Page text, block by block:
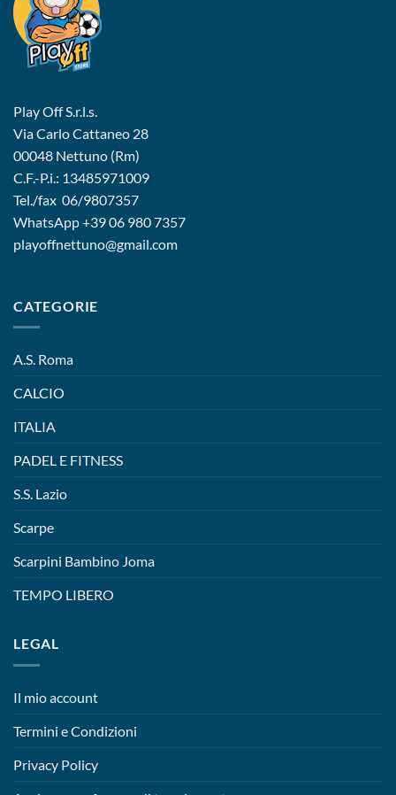
Play Off S.r.l.s.
Via Carlo Cattaneo 28
00048 Nettuno (Rm)
C.F.-P.i.: 13485971009
Tel./fax 06/9807357
WhatsApp+39 06 980 7357
playoffnettuno@gmail.com
CATEGORIE
A.S. Roma
CALCIO
ITALIA
PADEL E FITNESS
S.S. Lazio
Scarpe
Scarpini Bambino Joma
TEMPO LIBERO
LEGAL
Il mio account
Termini e Condizioni
Privacy Policy